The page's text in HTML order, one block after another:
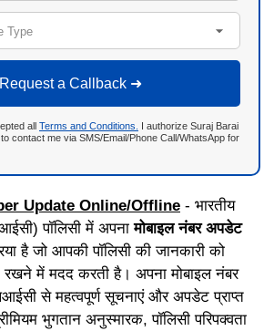
Type
Request a Callback ➜
all Terms and Conditions.
I authorize Suraj Barai
contact me via SMS/Email/Phone Call/WhatsApp for
Update Online/Offline - भारतीय
पॉलिसी में अपनामोबाइल नंबर अपडेट
है जो आपकी पॉलिसी की जानकारी को
में मदद करती है। अपना मोबाइल नंबर
से महत्वपूर्ण सूचनाएं और अपडेट प्राप्त
भुगतान अनुस्मारक, पॉलिसी परिपक्वता